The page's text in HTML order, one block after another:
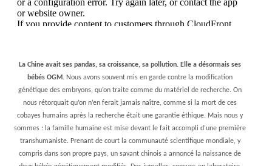
La Chine avait ses pandas, sa croissance, sa pollution. Elle a désormais ses
bébés OGM. Nous avons souvent mis en garde contre la modification
génétique des embryons, qu’on traite comme du matériel de recherche. On
nous rétorquait qu’on n’en ferait jamais naître, comme si la mort de ces
cobayes humains après la recherche était une garantie éthique. Mais nous y
sommes : la famille humaine est mise devant le fait accompli d’une première
transhumaniste. Prenant de court la communauté scientifique mondiale, y
compris dans son propre pays, un savant chinois a annoncé la naissance de